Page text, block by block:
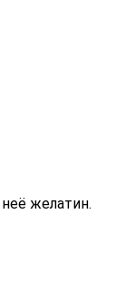
желатин.